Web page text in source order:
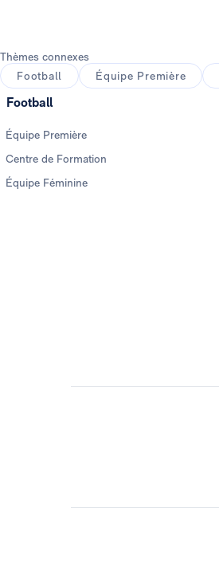
Thèmes connexes
Football
Équipe Première
Football
Équipe Première
Centre de Formation
Équipe Féminine